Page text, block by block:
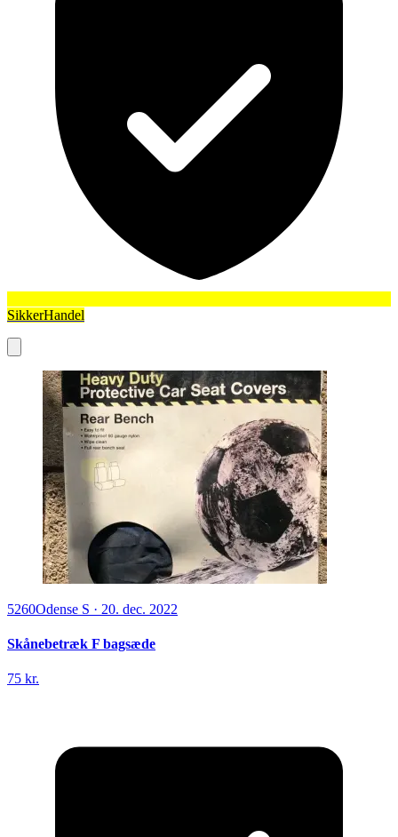
SikkerHandel
5260Odense S · 20. dec. 2022
Skånebetræk F bagsæde
75 kr.